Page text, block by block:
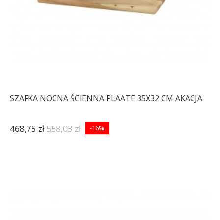
SZAFKA NOCNA ŚCIENNA PLAATE 35X32 CM AKACJA
468,75 zł558,03 zł -16%